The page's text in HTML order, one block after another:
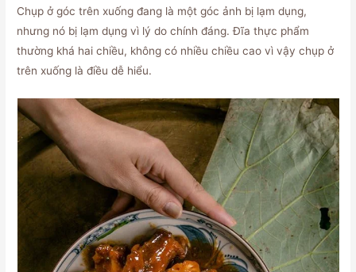
Chụp ở góc trên xuống đang là một góc ảnh bị lạm dụng,
nhưng nó bị lạm dụng vì lý do chính đáng. Đĩa thực phẩm
thường khá hai chiều, không có nhiều chiều cao vì vậy chụp ở
trên xuống là điều dễ hiểu.